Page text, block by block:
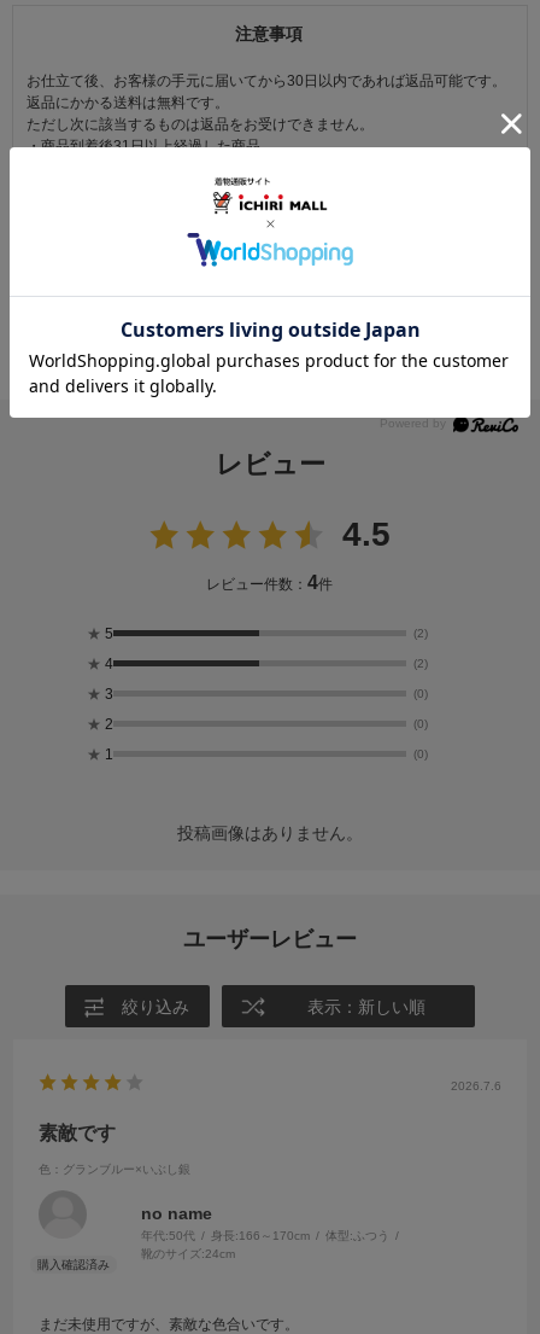
注意事項
お仕立て後、お客様の手元に届いてから30日以内であれば返品可能です。
返品にかかる送料は無料です。
ただし次に該当するものは返品をお受けできません。
・商品到着後31日以上経過した商品
・お客様の元で、傷または破損が生じた商品
・1点あたり20万円以上の商品でお客様の寸法にお仕立て済みの場合
・時間帯指定は配送業者のサービスであり、確実なお届けをお約束できる
ものではございません。あらかじめご了承ください。
より、指定時間帯にお届けができない場合がございます。
（※上記理由によりご指定の時間帯にお届けができない場合、配送業者か
らお客様へのご連絡はおこなっておりません。）
レビュー
4.5
レビュー件数：4件
★ 5 (2)
★ 4 (2)
★ 3 (0)
★ 2 (0)
★ 1 (0)
投稿画像はありません。
ユーザーレビュー
絞り込み 表示：新しい順
2026.7.6
素敵です
色：グランブルー×いぶし銀
no name
年代:50代 身長:166～170cm 体型: ふつう
靴のサイズ:24cm
まだ未使用ですが、素敵な色合いです。